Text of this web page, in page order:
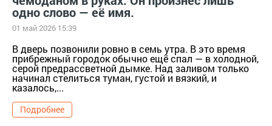
одно слово — её имя.
01 май 2026 15:39
В дверь позвонили ровно в семь утра. В это время
прибрежный городок обычно ещё спал — в холодной,
серой предрассветной дымке. Над заливом только
начинал стелиться туман, густой и вязкий, и
казалось,...
Подробнее